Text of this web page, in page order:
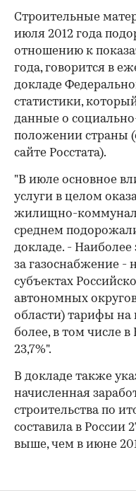
Строительные
июля 2012 года
отношению к
года, говорится в
докладе
статистики,
данные о
положении страны
сайте Росстата).
"В июле основное
услуги в целом
жилищно-
среднем
докладе. - Наиболее
за газоснабжение -
субъектах
автономных
области) тарифы на
более, в том числе
23,7%".
В докладе также
начисленная
строительства по
составила в России
выше, чем в июне